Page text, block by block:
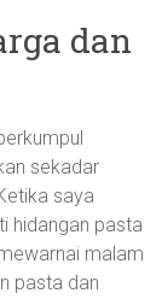
dan
sekadar
saya
hidangan pasta
malam
pasta dan